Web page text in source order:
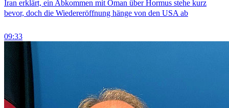
Iran erklärt, ein Abkommen mit Oman über Hormus stehe kurz
bevor, doch die Wiedereröffnung hänge von den USA ab
09:33